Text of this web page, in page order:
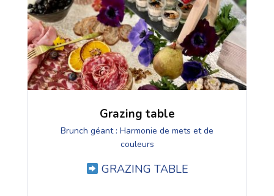
Grazing table
Brunch géant : Harmonie de mets et de
couleurs
GRAZING TABLE